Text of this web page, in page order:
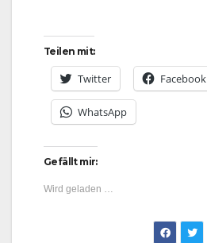
Teilen mit:
Twitter Facebook
WhatsApp
Gefällt mir:
Wird geladen …